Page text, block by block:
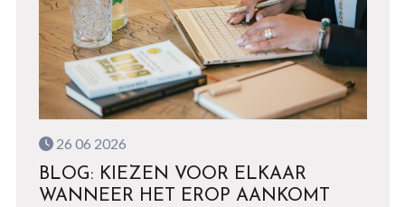
26 06 2026
BLOG: KIEZEN VOOR ELKAAR
WANNEER HET EROP AANKOMT